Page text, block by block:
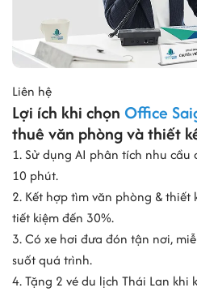
Liên hệ
Lợi ích khi chọn Office
thuê văn phòng và thiết
1. Sử dụng AI phân tích nhu
10 phút.
2. Kết hợp tìm văn phòng &
tiết kiệm đến 30%.
3. Có xe hơi đưa đón tận nơi,
suốt quá trình.
4. Tặng 2 vé du lịch Thái Lan